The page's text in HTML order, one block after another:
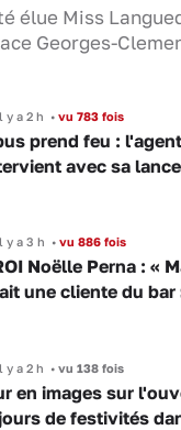
élue Miss
Georges-
y a 2 h •vu 783 fois
prend feu :
avec sa lance
y a 3 h •vu 886 fois
Noëlle Perna : «
une cliente du bar
y a 2 h •vu 138 fois
en images sur
de festivités